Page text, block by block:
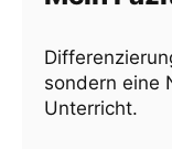
sondern eine
Unterricht.